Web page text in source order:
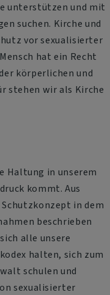
unterstützen und mit
suchen. Kirche und
vor sexualisierter
hat ein Recht
körperlichen und
stehen wir als Kirche
Haltung in unserem
kommt. Aus
in dem
beschrieben
alle unsere
halten, sich zum
schulen und
sexualisierter